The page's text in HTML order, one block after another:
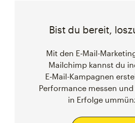
Bist du bereit,
Mit den E‑Mail-
Mailchimp kannst du
E‑Mail-Kampagnen
Performance messen
in Erfolge